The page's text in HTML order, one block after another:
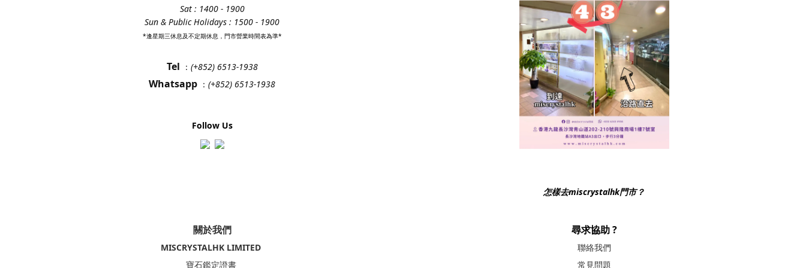
Sat : 1400 - 1900
Sun & Public Holidays : 1500 - 1900
*逢星期三休息及不定期休息，門市營業時間表為準*
Tel ： (+852) 6513-1938
Whatsapp ： (+852) 6513-1938
Follow Us
怎樣去miscrystalhk門市？
關於我們
MISCRYSTALHK LIMITED
寶石鑑定證書
尋求協助 ?
聯絡我們
常見問題